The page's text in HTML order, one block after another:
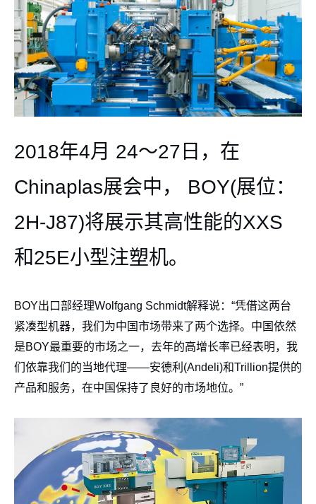
2018年4月 24～27日，在
Chinaplas展会中， BOY(展位：
2H-J87)将展示其高性能的XXS
和25E小型注塑机。
BOY出口部经理Wolfgang Schmidt解释说：“凭借这两台
紧凑型机器，我们为中国市场带来了两个选择。中国依然
是BOY最重要的市场之一，去年的高增长率已经表明，我
们依靠我们的当地代理——安德利(Andeli)和Trillion提供的
产品和服务，在中国保持了良好的市场地位。”